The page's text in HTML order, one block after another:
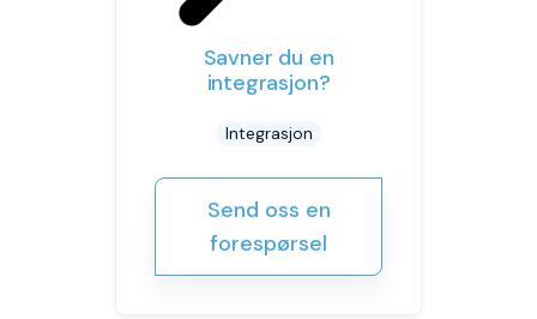
Savner du en
integrasjon?
Integrasjon
Send oss en
forespørsel